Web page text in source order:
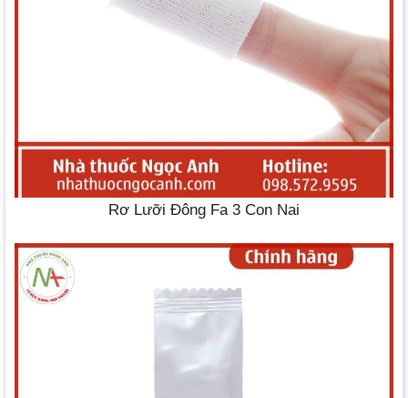
Rơ Lưỡi Đông Fa 3 Con Nai